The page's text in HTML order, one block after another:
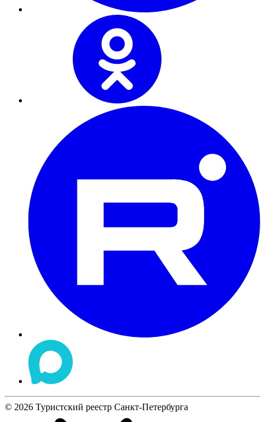
© 2026 Туристский реестр Санкт-Петербурга